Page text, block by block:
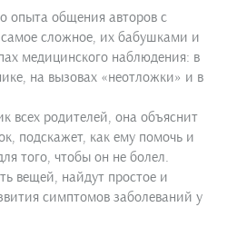
опыта общения авторов с
сложное, их бабушками и
медицинского наблюдения: в
на вызовах «неотложки» и в
родителей, она объяснит
подскажет, как ему помочь и
того, чтобы он не болел.
вещей, найдут простое и
симптомов заболеваний у